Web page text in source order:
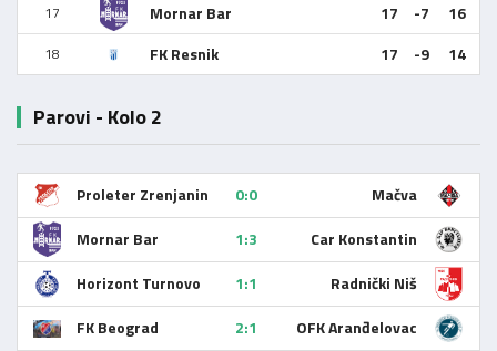
17 Mornar Bar 17 -7 16
18 FK Resnik 17 -9 14
Parovi - Kolo 2
Proleter Zrenjanin 0:0
Mačva
Mornar Bar
1:3
Car Konstantin
Horizont Turnovo
1:1
Radnički Niš
FK Beograd
2:1
OFK Aranđelovac